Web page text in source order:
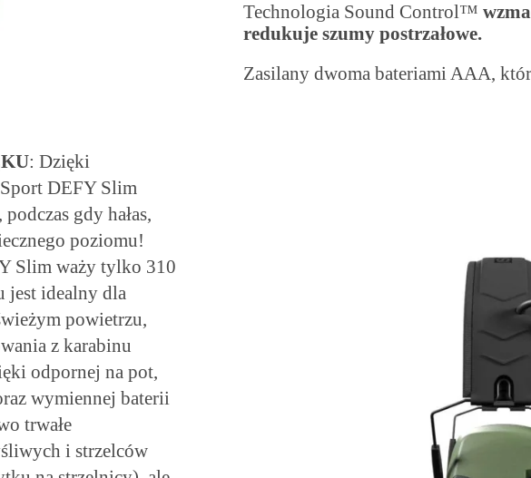
Technologia Sound Control™
redukuje szumy postrzałowe.
Zasilany dwoma bateriami AAA,
: Dzięki
DEFY Slim
gdy hałas,
poziomu!
Slim waży tylko 310
jest idealny dla
powietrzu,
z karabinu
odpornej na pot,
wymiennej baterii
trwałe
i strzelców